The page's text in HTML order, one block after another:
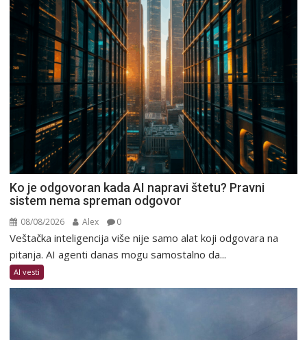
Ko je odgovoran kada AI napravi štetu? Pravni
sistem nema spreman odgovor
08/08/2026 Alex 0
Veštačka inteligencija više nije samo alat koji odgovara na
pitanja. AI agenti danas mogu samostalno da...
AI vesti